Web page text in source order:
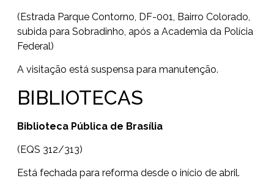
(Estrada Parque Contorno, DF-001, Bairro Colorado,
subida para Sobradinho, após a Academia da Polícia
Federal)
A visitação está suspensa para manutenção.
BIBLIOTECAS
Biblioteca Pública de Brasília
(EQS 312/313)
Está fechada para reforma desde o início de abril.